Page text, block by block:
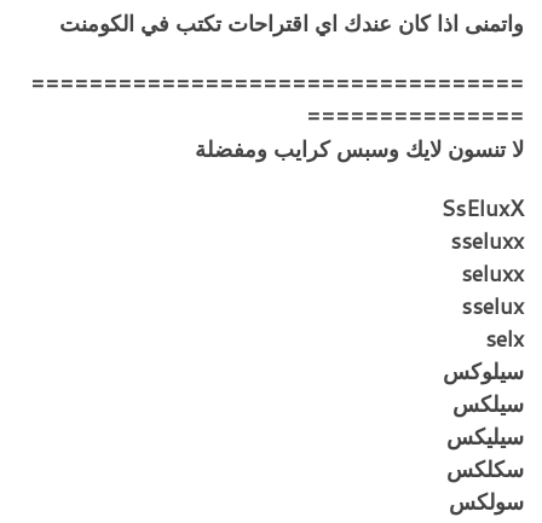
واتمنى اذا كان عندك اي اقتراحات تكتب في الكومنت
==================================
===============
لا تنسون لايك وسبس كرايب ومفضلة
SsEluxX
sseluxx
seluxx
sselux
selx
سيلوكس
سيلكس
سيليكس
سكلكس
سولكس